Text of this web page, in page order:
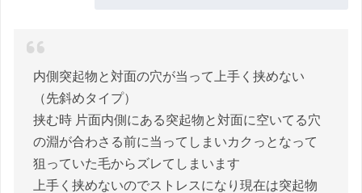
内側突起物と対面の穴が当って上手く挟めない
（先斜めタイプ）
挟む時 片面内側にある突起物と対面に空いてる穴
の淵が合わさる前に当ってしまいカクっとなって
狙っていた毛からズレてしまいます
上手く挟めないのでストレスになり現在は突起物